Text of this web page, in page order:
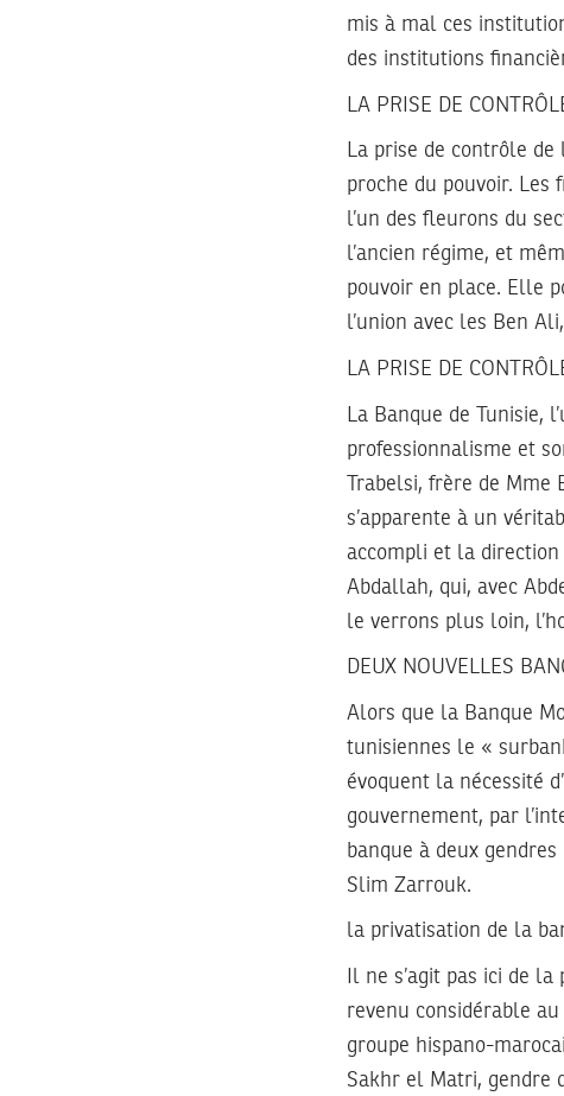
mis à mal ces
des institutions
LA PRISE DE
La prise de contrôle
proche du pouvoir. Les
l’un des fleurons du
l’ancien régime, et
pouvoir en place. Elle
l’union avec les Ben
LA PRISE DE
La Banque de Tunisie,
professionnalisme et
Trabelsi, frère de
s’apparente à un
accompli et la direction
Abdallah, qui, avec
le verrons plus loin,
DEUX NOUVELLES
Alors que la Banque
tunisiennes le «
évoquent la nécessité
gouvernement, par
banque à deux
Slim Zarrouk.
la privatisation de la
Il ne s’agit pas ici de
revenu considérable
groupe hispano-
Sakhr el Matri, gendre